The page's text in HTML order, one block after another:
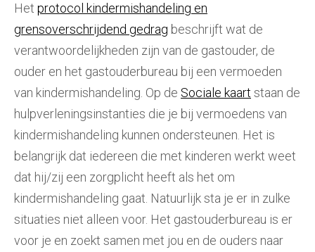
Het protocol kindermishandeling en
grensoverschrijdend gedrag beschrijft wat de
verantwoordelijkheden zijn van de gastouder, de
ouder en het gastouderbureau bij een vermoeden
van kindermishandeling. Op de Sociale kaart staan de
hulpverleningsinstanties die je bij vermoedens van
kindermishandeling kunnen ondersteunen. Het is
belangrijk dat iedereen die met kinderen werkt weet
dat hij/zij een zorgplicht heeft als het om
kindermishandeling gaat. Natuurlijk sta je er in zulke
situaties niet alleen voor. Het gastouderbureau is er
voor je en zoekt samen met jou en de ouders naar